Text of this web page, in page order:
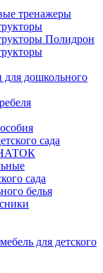
тренажеры
Полидрон
для дошкольного
сада
сада
белья
для детского